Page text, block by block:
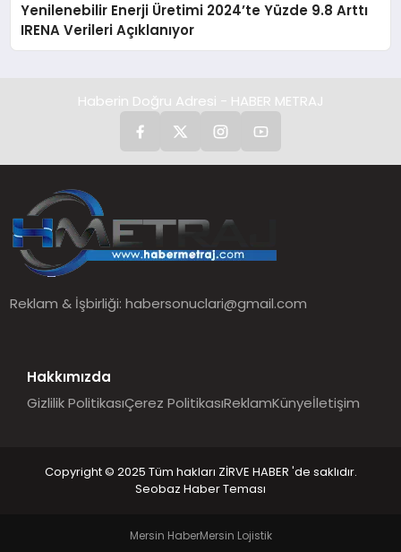
Yenilenebilir Enerji Üretimi 2024’te Yüzde 9.8 Arttı
IRENA Verileri Açıklanıyor
Haberin Doğru Adresi - HABER METRAJ
Reklam & İşbirliği:habersonuclari@gmail.com
Hakkımızda
Gizlilik PolitikasıÇerez PolitikasıReklamKünyeİletişim
Copyright © 2025 Tüm hakları ZİRVE HABER 'de saklıdır.
Seobaz Haber Teması
Mersin HaberMersin Lojistik